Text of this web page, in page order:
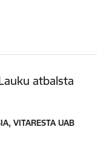
atbalsta
VITARESTA UAB